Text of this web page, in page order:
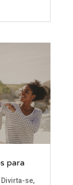
para
Divirta-se,